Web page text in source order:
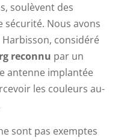
soulèvent des
sécurité. Nous avons
considéré
reconnu par un
antenne implantée
les couleurs au-
sont pas exemptes